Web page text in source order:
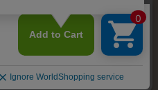
社概要 プライバシーポリシー
基づく表示 店舗リスト